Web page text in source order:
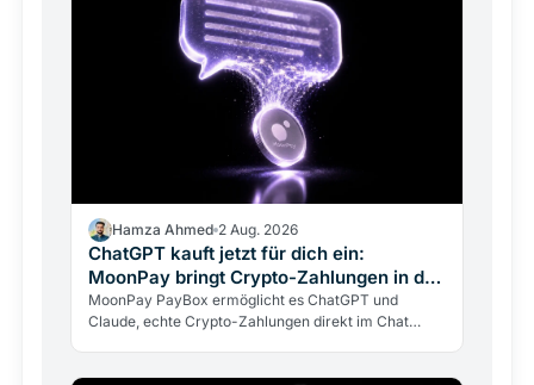
Hamza Ahmed 2 Aug. 2026
ChatGPT kauft jetzt für dich ein:
MoonPay bringt Crypto-Zahlungen in den
Chat
MoonPay PayBox ermöglicht es ChatGPT und
Claude, echte Crypto-Zahlungen direkt im Chat